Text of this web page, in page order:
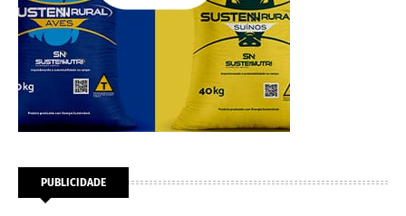
PUBLICIDADE